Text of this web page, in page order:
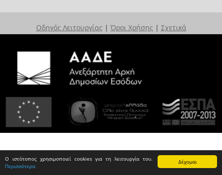
Δέχομαι
Ο ιστότοπος χρησιμοποιεί cookies για τη λειτουργία του.
Περισσότερα
Οδηγός Λειτουργίας | Όροι Χρήσης | Σχετικά